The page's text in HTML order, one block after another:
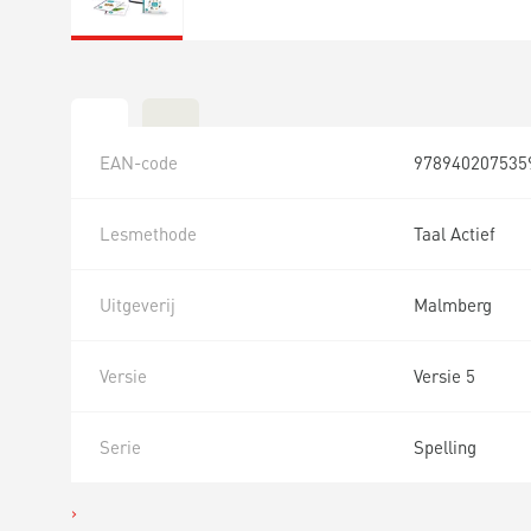
EAN-code
Lesmethode Taal Actief
Uitgeverij Malmberg
Versie Versie 5
Serie Spelling